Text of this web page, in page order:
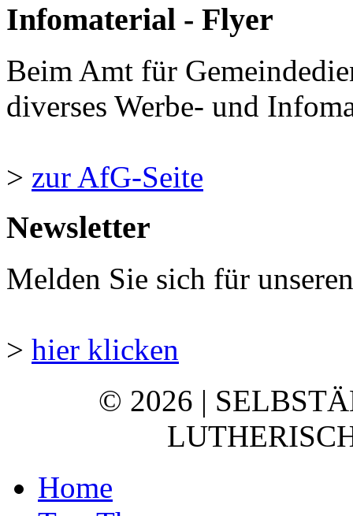
Infomaterial - Flyer
Beim Amt für
diverses Werbe- und
> zur AfG-Seite
Newsletter
Melden Sie sich für
> hier klicken
© 2026 |
Home